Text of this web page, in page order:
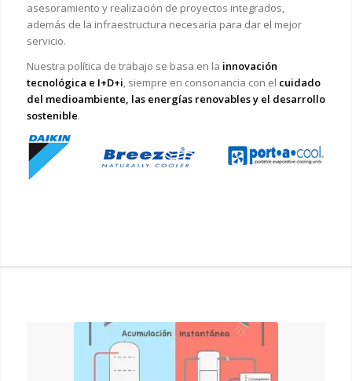
asesoramiento y realización de proyectos integrados,
además de la infraestructura necesaria para dar el mejor
servicio.
Nuestra política de trabajo se basa en la innovación
tecnológica e I+D+i, siempre en consonancia con el cuidado
del medioambiente, las energías renovables y el desarrollo
sostenible.